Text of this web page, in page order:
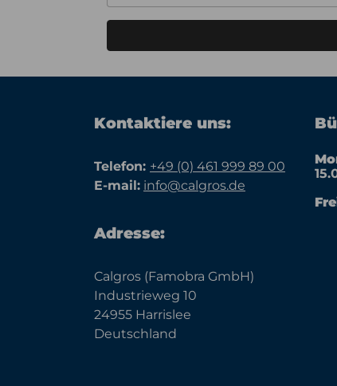
Kontaktiere uns:
Telefon: +49 (0) 461 999 89 00
E-mail: info@calgros.de
Adresse:
Calgros (Famobra GmbH)
Industrieweg 10
24955 Harrislee
Deutschland